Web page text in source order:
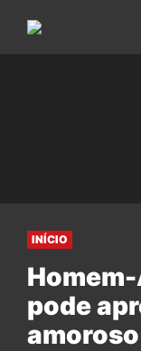
INÍCIO
pode